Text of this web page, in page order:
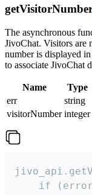
The asynchronous
JivoChat. Visitors are
number is displayed
to associate JivoChat
Name Type
err
string
visitorNumber integer
if